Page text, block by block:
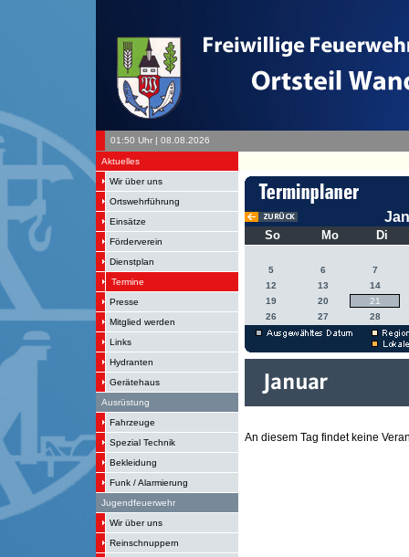
01:50 Uhr | 08.08.2026
Aktuelles
Wir über uns
Ortswehrführung
Einsätze
Förderverein
Dienstplan
Termine
Presse
Mitglied werden
Links
Hydranten
Gerätehaus
Ausrüstung
Fahrzeuge
Spezial Technik
Bekleidung
Funk / Alarmierung
Jugendfeuerwehr
Wir über uns
Reinschnuppern
So Mo Di
5 6
7
12
13
14
19
20
21
26
27 28
An diesem Tag findet keine